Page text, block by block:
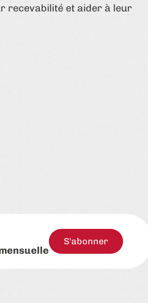
recevabilité et aider à leur
S'abonner